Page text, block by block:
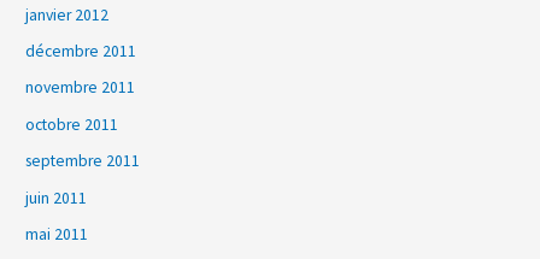
janvier 2012
décembre 2011
novembre 2011
octobre 2011
septembre 2011
juin 2011
mai 2011